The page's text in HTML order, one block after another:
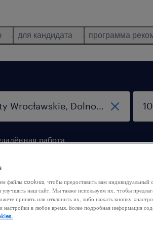
для кандидата программа
работа
никакой работы с этими
файлы cookies, чтобы предоставить вам индивидуальный
наш сайт. Мы также используем их, чтобы
принять или отклонить их, либо нажать кнопку
настройки в любое время. Более подробная информация